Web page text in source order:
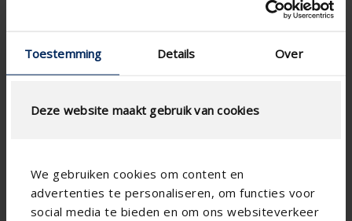
Toestemming Details Over
Deze website maakt gebruik van cookies
We gebruiken cookies om content en
advertenties te personaliseren, om functies voor
social media te bieden en om ons websiteverkeer